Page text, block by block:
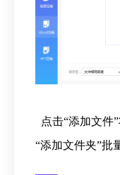
点击“添加文件
“添加文件夹”批